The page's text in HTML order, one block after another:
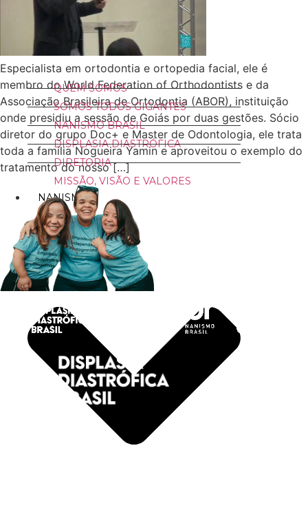
QUEM SOMOS
SOMOS TODOS GIGANTES
NANISMO BRASIL
DISPLASIA DIASTRÓFICA
DIRETORIA
MISSÃO, VISÃO E VALORES
NANISMO
Especialista em ortodontia e ortopedia facial, ele é
membro do World Federation of Orthodontists e da
Associação Brasileira de Ortodontia (ABOR), instituição
onde presidiu a sessão de Goiás por duas gestões. Sócio
diretor do grupo Doc+ e Master de Odontologia, ele trata
toda a família Nogueira Yamin e aproveitou o exemplo do
tratamento do nosso […]